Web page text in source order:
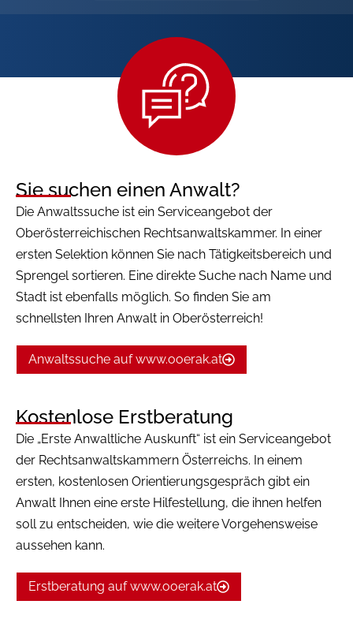
Sie suchen einen Anwalt?
Die Anwaltssuche ist ein Serviceangebot der
Oberösterreichischen Rechtsanwaltskammer. In einer
ersten Selektion können Sie nach Tätigkeitsbereich und
Sprengel sortieren. Eine direkte Suche nach Name und
Stadt ist ebenfalls möglich. So finden Sie am
schnellsten Ihren Anwalt in Oberösterreich!
Anwaltssuche auf www.ooerak.at
Kostenlose Erstberatung
Die „Erste Anwaltliche Auskunft“ ist ein Serviceangebot
der Rechtsanwaltskammern Österreichs. In einem
ersten, kostenlosen Orientierungsgespräch gibt ein
Anwalt Ihnen eine erste Hilfestellung, die ihnen helfen
soll zu entscheiden, wie die weitere Vorgehensweise
aussehen kann.
Erstberatung auf www.ooerak.at